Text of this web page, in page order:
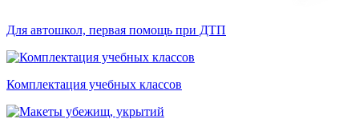
Для автошкол, первая помощь при ДТП
Комплектация учебных классов